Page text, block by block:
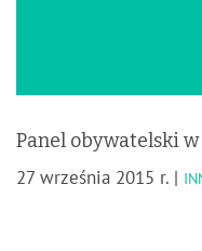
Panel obywatelski
27 września 2015 r. |